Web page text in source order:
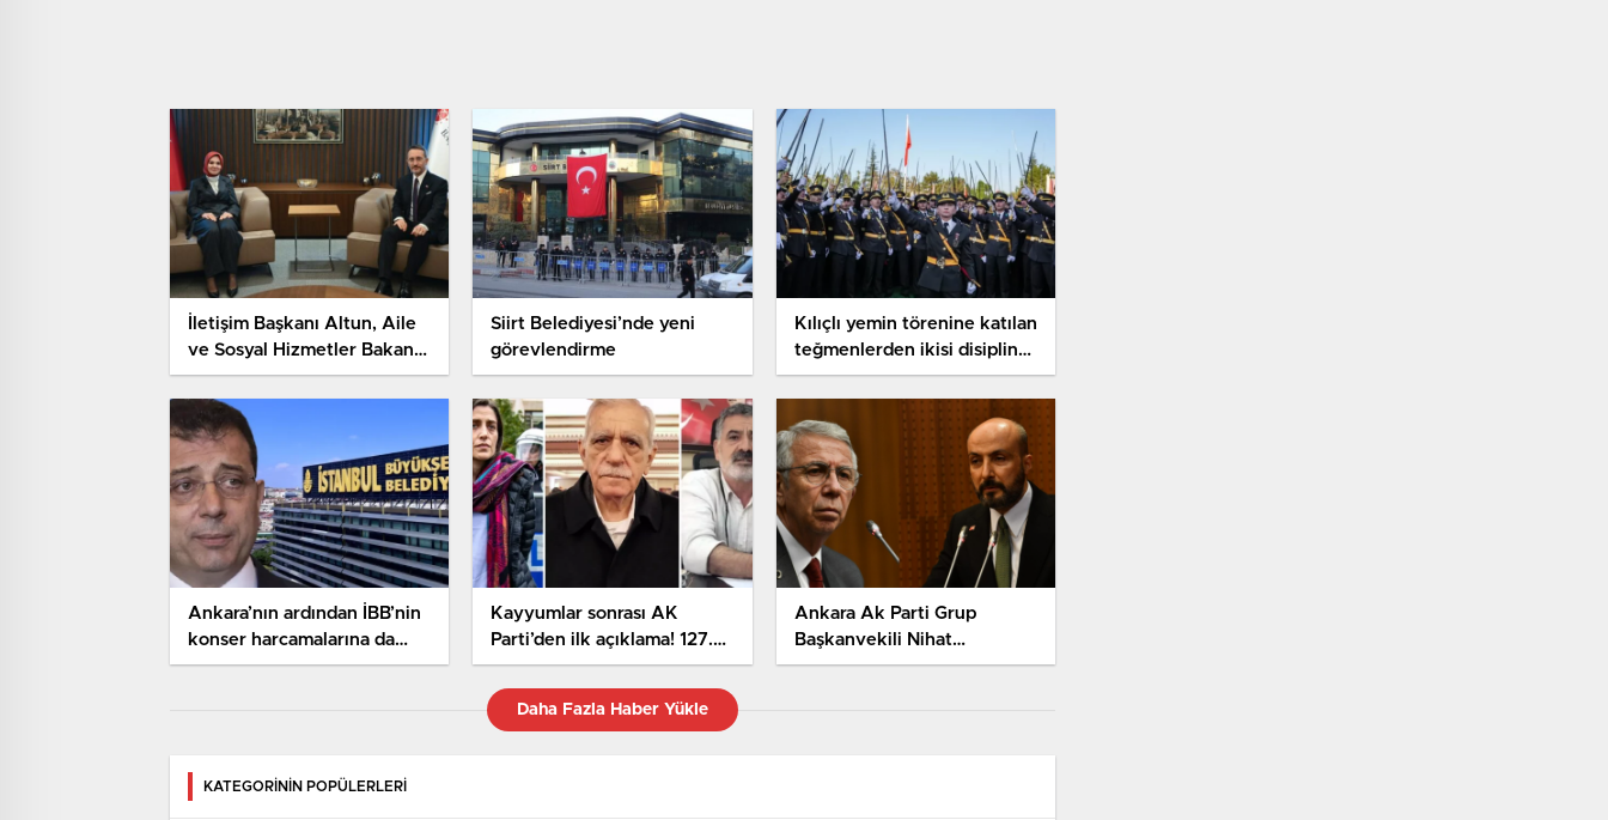
İletişim Başkanı Altun, Aile
ve Sosyal Hizmetler Bakanı
Göktaş ile görüştü
Siirt Belediyesi’nde yeni
görevlendirme
Kılıçlı yemin törenine katılan
teğmenlerden ikisi disiplin
kuruluna sevk edildi
Ankara’nın ardından İBB’nin
konser harcamalarına da
soruşturma başlatıldı
Kayyumlar sonrası AK
Parti’den ilk açıklama! 127.
maddeye dikkat çekildi
Ankara Ak Parti Grup
Başkanvekili Nihat
Yalçın’dan Mansur Yavaş’a
Daha Fazla Haber Yükle
KATEGORİNİN POPÜLERLERİ